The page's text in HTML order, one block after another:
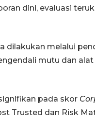
dini, evaluasi
dilakukan melalui
mutu dan
pada skor
Trusted dan Risk
160 ribu